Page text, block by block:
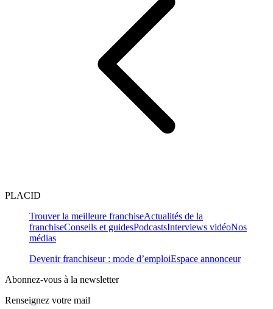
PLACID
Trouver la meilleure franchiseActualités de la
franchiseConseils et guidesPodcastsInterviews vidéoNos
médias
Devenir franchiseur : mode d’emploiEspace annonceur
Abonnez-vous à la newsletter
Renseignez votre mail